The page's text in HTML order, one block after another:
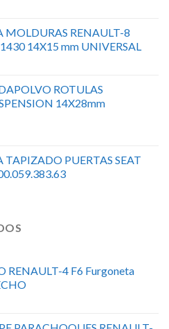
MOLDURAS RENAULT-8
14X15 mm UNIVERSAL
ROTULAS
14X28mm
TAPIZADO PUERTAS SEAT
RENAULT-4 F6 Furgoneta